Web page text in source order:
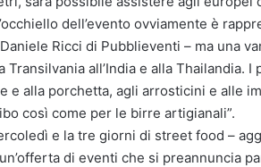
dell’evento ovviamente è
Ricci di Pubblieventi – ma una
Transilvania all’India e alla Thailandia.
e alla porchetta, agli arrosticini e alle
così come per le birre artigianali”.
e la tre giorni di street food –
di eventi che si preannuncia